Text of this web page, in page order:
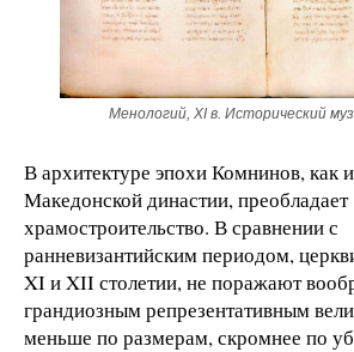
Менологий, XI в. Исторический
В архитектуре эпохи Комнинов, как
Македонской династии, преобладает
храмостроительство. В сравнении с
ранневизантийским периодом,
XI и XII столетии, не поражают
грандиозным репрезентативным
меньше по размерам, скромнее по